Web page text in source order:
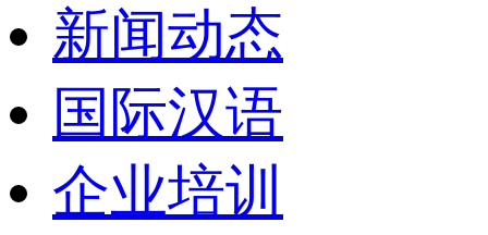
新闻动态
国际汉语
企业培训